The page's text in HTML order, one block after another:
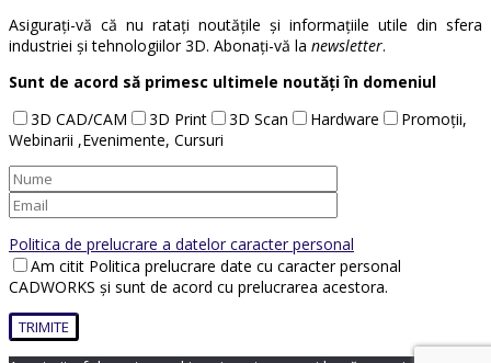
Asigurați-vă că nu ratați noutățile și informațiile utile din sfera
industriei și tehnologiilor 3D. Abonați-vă la newsletter.
Sunt de acord să primesc ultimele noutăți în domeniul
3D CAD/CAM
3D Print 3D Scan Hardware
Promoții,
Webinarii ,Evenimente, Cursuri
Politica de prelucrare a datelor caracter personal
Am citit Politica prelucrare date cu caracter personal
CADWORKS și sunt de acord cu prelucrarea acestora.